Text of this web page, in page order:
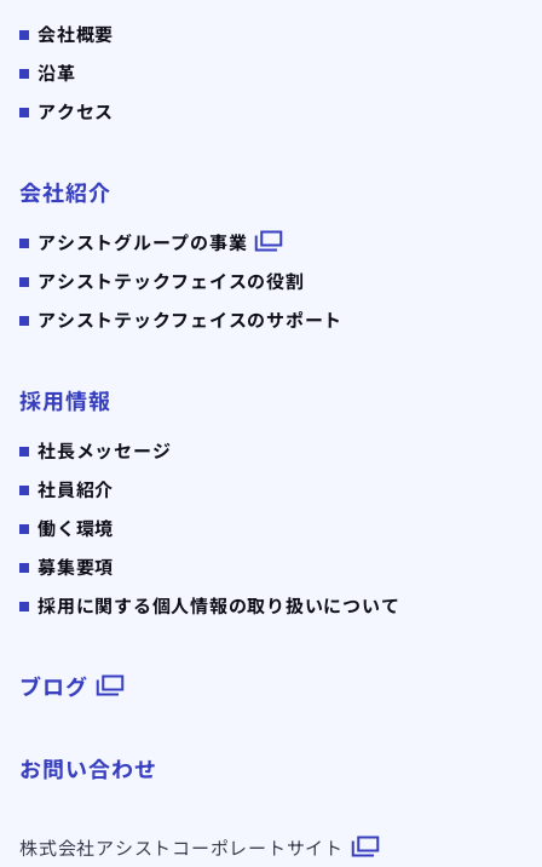
会社概要
沿革
アクセス
会社紹介
アシストグループの事業
アシストテックフェイスの役割
アシストテックフェイスのサポート
採用情報
社長メッセージ
社員紹介
働く環境
募集要項
採用に関する個人情報の取り扱いについて
ブログ
お問い合わせ
株式会社アシスト コーポレートサイト